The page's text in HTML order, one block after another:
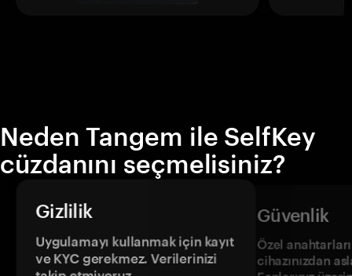
Neden Tangem ile SelfKey
cüzdanını seçmelisiniz?
Gizlilik
Uygulamayı kullanmak için kayıt
ve KYC gerekmez. Verilerinizi
Güvenlik
Özel
cihazınızdan